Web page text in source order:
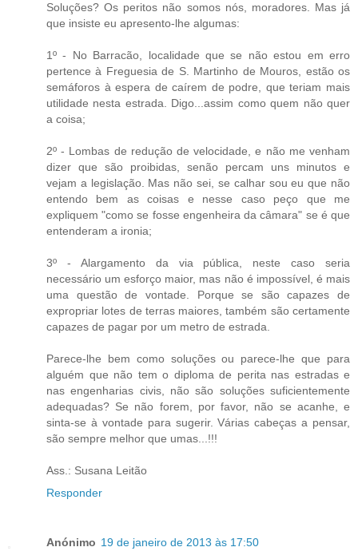
Soluções? Os peritos não somos nós, moradores. Mas já
que insiste eu apresento-lhe algumas:
1º - No Barracão, localidade que se não estou em erro
pertence à Freguesia de S. Martinho de Mouros, estão os
semáforos à espera de caírem de podre, que teriam mais
utilidade nesta estrada. Digo...assim como quem não quer
a coisa;
2º - Lombas de redução de velocidade, e não me venham
dizer que são proibidas, senão percam uns minutos e
vejam a legislação. Mas não sei, se calhar sou eu que não
entendo bem as coisas e nesse caso peço que me
expliquem "como se fosse engenheira da câmara" se é que
entenderam a ironia;
3º - Alargamento da via pública, neste caso seria
necessário um esforço maior, mas não é impossível, é mais
uma questão de vontade. Porque se são capazes de
expropriar lotes de terras maiores, também são certamente
capazes de pagar por um metro de estrada.
Parece-lhe bem como soluções ou parece-lhe que para
alguém que não tem o diploma de perita nas estradas e
nas engenharias civis, não são soluções suficientemente
adequadas? Se não forem, por favor, não se acanhe, e
sinta-se à vontade para sugerir. Várias cabeças a pensar,
são sempre melhor que umas...!!!
Ass.: Susana Leitão
Responder
Anónimo 19 de janeiro de 2013 às 17:50